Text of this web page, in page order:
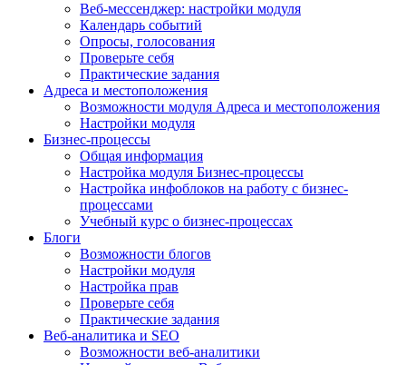
Веб-мессенджер: настройки модуля
Календарь событий
Опросы, голосования
Проверьте себя
Практические задания
Адреса и местоположения
Возможности модуля Адреса и местоположения
Настройки модуля
Бизнес-процессы
Общая информация
Настройка модуля Бизнес-процессы
Настройка инфоблоков на работу с бизнес-
процессами
Учебный курс о бизнес-процессах
Блоги
Возможности блогов
Настройки модуля
Настройка прав
Проверьте себя
Практические задания
Веб-аналитика и SEO
Возможности веб-аналитики